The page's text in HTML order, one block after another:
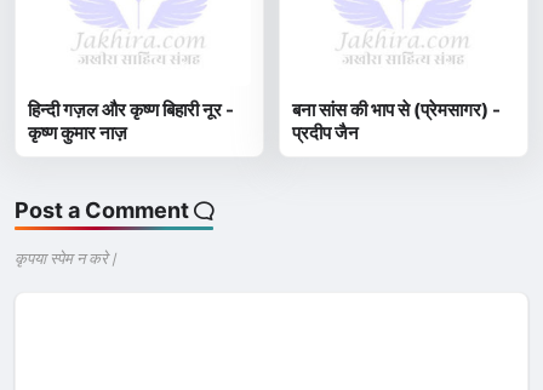
हिन्दी गज़ल और कृष्ण बिहारी नूर -
कृष्ण कुमार नाज़
बना सांस की भाप से (प्रेमसागर) -
प्रदीप जैन
Post a Comment
कृपया स्पेम न करे |